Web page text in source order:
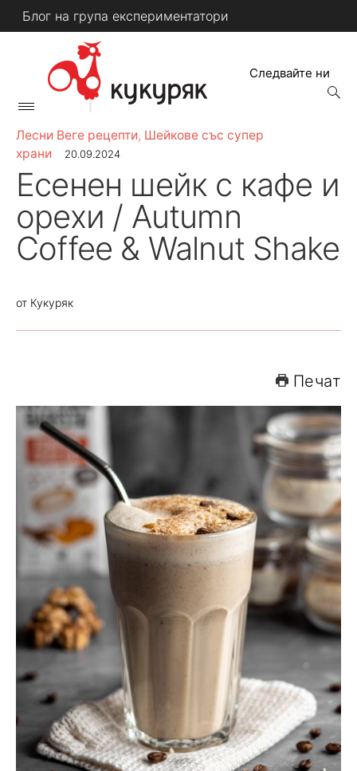
Skip
to
Блог на група експериментатори
Primary
КУКУРЯК
Следвайте ни
open
Лесни Веге рецепти, Шейкове със супер
храни
20.09.2024
Есенен шейк с кафе и
орехи / Autumn
Coffee & Walnut Shake
от Кукуряк
Печат